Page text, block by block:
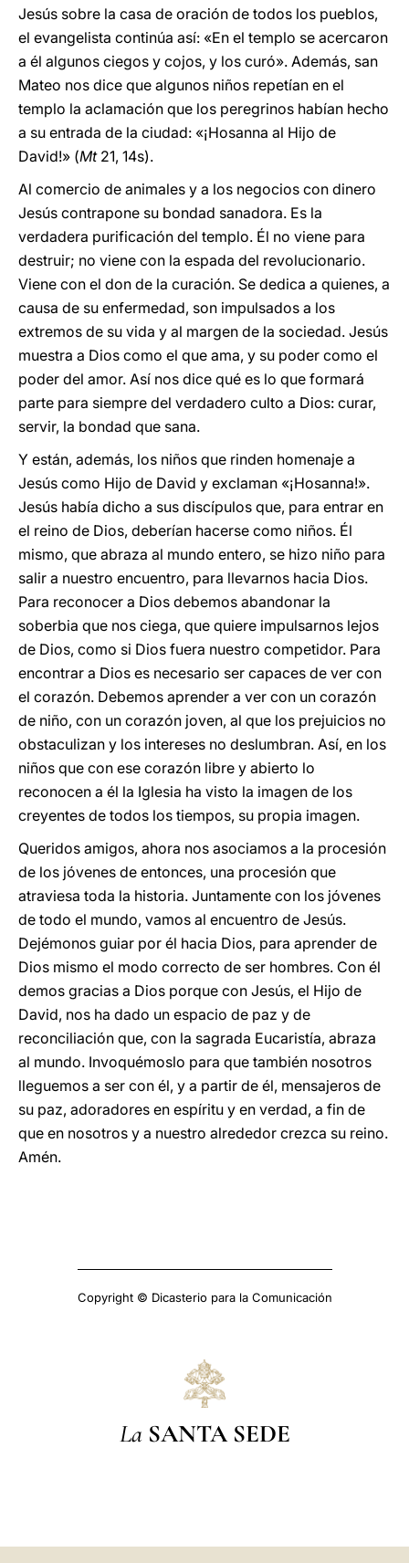
Jesús sobre la casa de oración de todos los pueblos,
el evangelista continúa así: «En el templo se acercaron
a él algunos ciegos y cojos, y los curó». Además, san
Mateo nos dice que algunos niños repetían en el
templo la aclamación que los peregrinos habían hecho
a su entrada de la ciudad: «¡Hosanna al Hijo de
David!» (Mt21, 14s).
Al comercio de animales y a los negocios con dinero
Jesús contrapone su bondad sanadora. Es la
verdadera purificación del templo. Él no viene para
destruir; no viene con la espada del revolucionario.
Viene con el don de la curación. Se dedica a quienes, a
causa de su enfermedad, son impulsados a los
extremos de su vida y al margen de la sociedad. Jesús
muestra a Dios como el que ama, y su poder como el
poder del amor. Así nos dice qué es lo que formará
parte para siempre del verdadero culto a Dios: curar,
servir, la bondad que sana.
Y están, además, los niños que rinden homenaje a
Jesús como Hijo de David y exclaman «¡Hosanna!».
Jesús había dicho a sus discípulos que, para entrar en
el reino de Dios, deberían hacerse como niños. Él
mismo, que abraza al mundo entero, se hizo niño para
salir a nuestro encuentro, para llevarnos hacia Dios.
Para reconocer a Dios debemos abandonar la
soberbia que nos ciega, que quiere impulsarnos lejos
de Dios, como si Dios fuera nuestro competidor. Para
encontrar a Dios es necesario ser capaces de ver con
el corazón. Debemos aprender a ver con un corazón
de niño, con un corazón joven, al que los prejuicios no
obstaculizan y los intereses no deslumbran. Así, en los
niños que con ese corazón libre y abierto lo
reconocen a él la Iglesia ha visto la imagen de los
creyentes de todos los tiempos, su propia imagen.
Queridos amigos, ahora nos asociamos a la procesión
de los jóvenes de entonces, una procesión que
atraviesa toda la historia. Juntamente con los jóvenes
de todo el mundo, vamos al encuentro de Jesús.
Dejémonos guiar por él hacia Dios, para aprender de
Dios mismo el modo correcto de ser hombres. Con él
demos gracias a Dios porque con Jesús, el Hijo de
David, nos ha dado un espacio de paz y de
reconciliación que, con la sagrada Eucaristía, abraza
al mundo. Invoquémoslo para que también nosotros
lleguemos a ser con él, y a partir de él, mensajeros de
su paz, adoradores en espíritu y en verdad, a fin de
que en nosotros y a nuestro alrededor crezca su reino.
Amén.
Copyright © Dicasterio para la Comunicación
La SANTA SEDE